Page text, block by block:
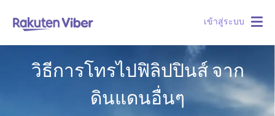
เข้าสู่ระบบ
วิธีการโทรไปฟิลิปปินส์ จาก
ดินแดนอื่นๆ